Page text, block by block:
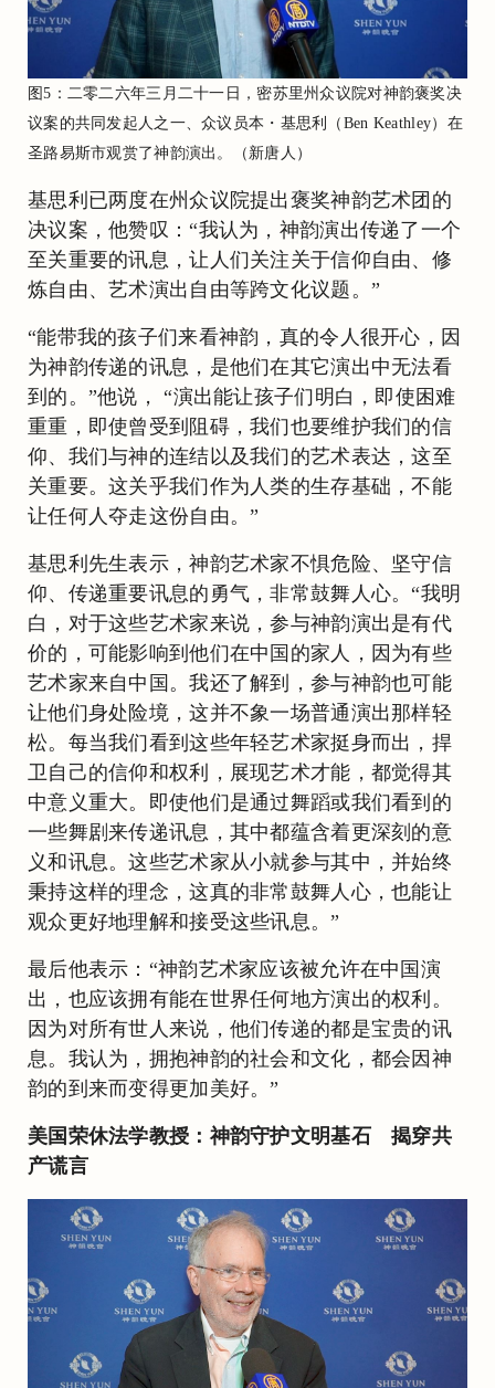
图5：二零二六年三月二十一日，密苏里州众议院对神韵褒奖决
议案的共同发起人之一、众议员本・基思利（Ben Keathley）在
圣路易斯市观赏了神韵演出。（新唐人）
基思利已两度在州众议院提出褒奖神韵艺术团的
决议案，他赞叹：“我认为，神韵演出传递了一个
至关重要的讯息，让人们关注关于信仰自由、修
炼自由、艺术演出自由等跨文化议题。”
“能带我的孩子们来看神韵，真的令人很开心，因
为神韵传递的讯息，是他们在其它演出中无法看
到的。”他说， “演出能让孩子们明白，即使困难
重重，即使曾受到阻碍，我们也要维护我们的信
仰、我们与神的连结以及我们的艺术表达，这至
关重要。这关乎我们作为人类的生存基础，不能
让任何人夺走这份自由。”
基思利先生表示，神韵艺术家不惧危险、坚守信
仰、传递重要讯息的勇气，非常鼓舞人心。“我明
白，对于这些艺术家来说，参与神韵演出是有代
价的，可能影响到他们在中国的家人，因为有些
艺术家来自中国。我还了解到，参与神韵也可能
让他们身处险境，这并不象一场普通演出那样轻
松。每当我们看到这些年轻艺术家挺身而出，捍
卫自己的信仰和权利，展现艺术才能，都觉得其
中意义重大。即使他们是通过舞蹈或我们看到的
一些舞剧来传递讯息，其中都蕴含着更深刻的意
义和讯息。这些艺术家从小就参与其中，并始终
秉持这样的理念，这真的非常鼓舞人心，也能让
观众更好地理解和接受这些讯息。”
最后他表示：“神韵艺术家应该被允许在中国演
出，也应该拥有能在世界任何地方演出的权利。
因为对所有世人来说，他们传递的都是宝贵的讯
息。我认为，拥抱神韵的社会和文化，都会因神
韵的到来而变得更加美好。”
美国荣休法学教授：神韵守护文明基石 揭穿共
产谎言